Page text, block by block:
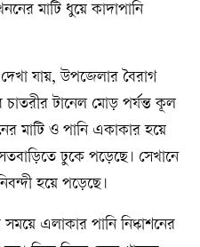
মাটি ধুয়ে কাদাপানি
যায়, উপজেলার বৈরাগ
টানেল মোড় পর্যন্ত কূল
মাটি ও পানি একাকার হয়ে
ঢুকে পড়েছে। সেখানে
হয়ে পড়েছে।
এলাকার পানি নিষ্কাশনের